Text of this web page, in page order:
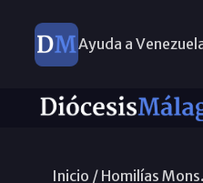
Ayuda a
Inicio / Homilías